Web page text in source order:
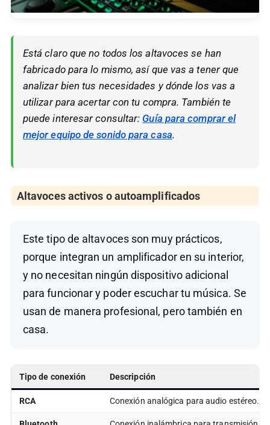
Está claro que no todos los altavoces se han
fabricado para lo mismo, así que vas a tener que
analizar bien tus necesidades y dónde los vas a
utilizar para acertar con tu compra. También te
puede interesar consultar: Guía para comprar el
mejor equipo de sonido para casa.
Altavoces activos o autoamplificados
Este tipo de altavoces son muy prácticos,
porque integran un amplificador en su interior,
y no necesitan ningún dispositivo adicional
para funcionar y poder escuchar tu música. Se
usan de manera profesional, pero también en
casa.
Tipo de conexión Descripción
RCA Conexión analógica para audio estéreo.